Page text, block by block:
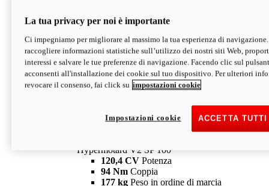
V2 SP
Hypermotard V2 SP
120,4 CVPotenza
94 NmCoppia
177 kgPeso in ordine di marcia
senza carburante
Depotenziata 35 kW: 18.890 € i
configura scopri di più
Hypermotard V2 SP 100
120,4 CV Potenza
94 Nm Coppia
177 kg Peso in ordine di marcia
La tua privacy per noi è importante
Ci impegniamo per migliorare al massimo la tua esperienza di
raccogliere informazioni statistiche sull’utilizzo dei nostri siti Web,
interessi e salvare le tue preferenze di navigazione. Facendo clic sul
acconsenti all'installazione dei cookie sul tuo dispositivo. Per ulteriori
revocare il consenso, fai click su impostazioni cookie
ACCETTA
Impostazioni cookie